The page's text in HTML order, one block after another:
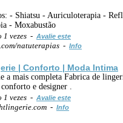
- Shiatsu - Auriculoterapia -
- Moxabustão
1 vezes - Avalie este
natuterapias - Info
| Conforto | Moda Intima
mais completa Fabrica de
e designer .
1 vezes - Avalie este
- Info